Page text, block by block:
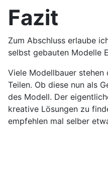
Fazit
Zum Abschluss erlaube
selbst gebauten Modelle
Viele Modellbauer stehen
Teilen. Ob diese nun als
des Modell. Der
kreative Lösungen zu
empfehlen mal selber